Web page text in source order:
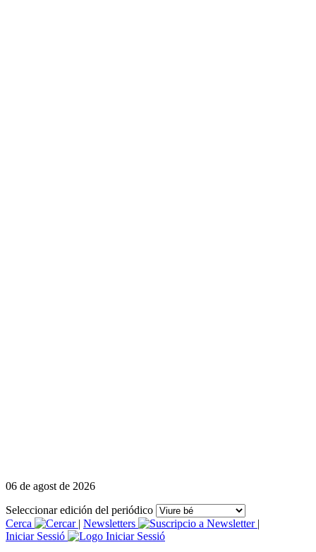
06 de agost de 2026
Seleccionar edición del periódico
Cerca
| Newsletters
|
Iniciar Sessió